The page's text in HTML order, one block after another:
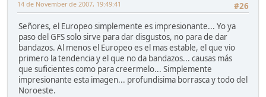
#26
14 de November de 2007, 19:49:41
Señores, el Europeo simplemente es impresionante... Yo ya
paso del GFS solo sirve para dar disgustos, no para de dar
bandazos. Al menos el Europeo es el mas estable, el que vio
primero la tendencia y el que no da bandazos... causas más
que suficientes como para creermelo... Simplemente
impresionante esta imagen... profundisima borrasca y todo del
Noroeste.